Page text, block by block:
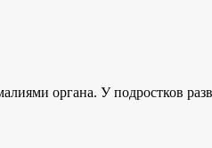
органа. У подростков